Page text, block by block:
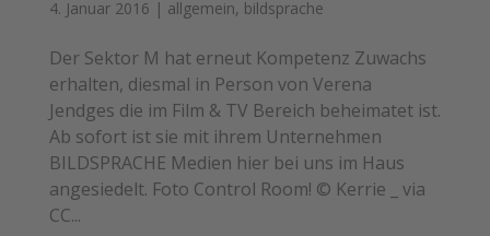
4. Januar 2016 | allgemein, bildsprache
Der Sektor M hat erneut Kompetenz Zuwachs
erhalten, diesmal in Person von Verena
Jendges die im Film & TV Bereich beheimatet ist.
Ab sofort ist sie mit ihrem Unternehmen
BILDSPRACHE Medien hier bei uns im Haus
angesiedelt. Foto Control Room! © Kerrie _ via
CC...